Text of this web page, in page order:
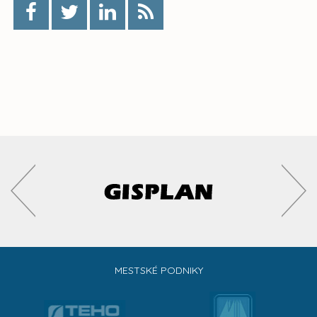
MESTSKÉ PODNIKY